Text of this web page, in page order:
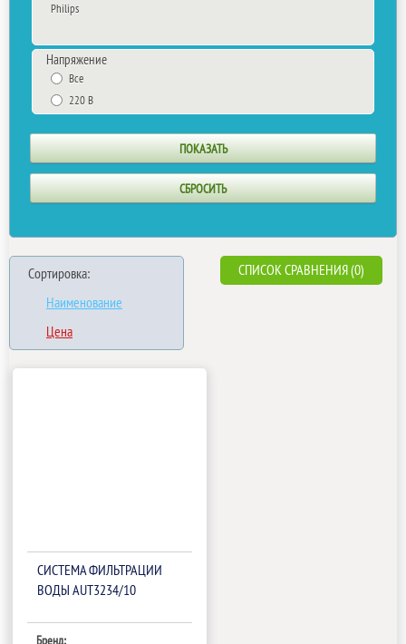
Philips
Напряжение
Все
220 В
Сортировка:
Наименование
Цена
СПИСОК СРАВНЕНИЯ (0)
СИСТЕМА ФИЛЬТРАЦИИ
ВОДЫ AUT3234/10